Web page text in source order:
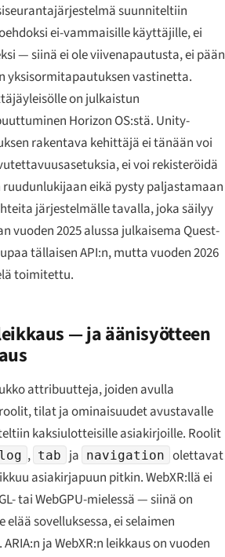
suunniteltiin
ei-vammaisille käyttäjille, ei
— siinä ei ole viivenapautusta, ei pään
yksisormitapautuksen vastinetta.
on julkaistun
Horizon OS:stä. Unity-
rakentava kehittäjä ei tänään voi
ei voi rekisteröidä
eikä pysty paljastamaan
järjestelmälle tavalla, joka säilyy
vuoden 2025 alussa julkaisema Quest-
tällaisen API:n, mutta vuoden 2026
toimitettu.
— ja äänisyötteen
attribuutteja, joiden avulla
tilat ja ominaisuudet avustavalle
kaksiulotteisille asiakirjoille. Roolit
, tab ja navigation olettavat
asiakirjapuun pitkin. WebXR:llä ei
tai WebGPU-mielessä — siinä on
sovelluksessa, ei selaimen
ja WebXR:n leikkaus on vuoden